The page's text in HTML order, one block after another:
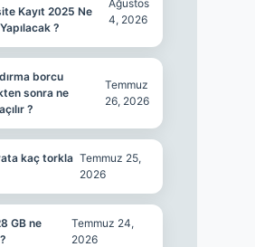
Kayıt 2025 Ne
?
Ağustos
4, 2026
borcu
sonra ne
?
Temmuz
26, 2026
kaç torkla Temmuz 25,
2026
GB ne
Temmuz 24,
2026